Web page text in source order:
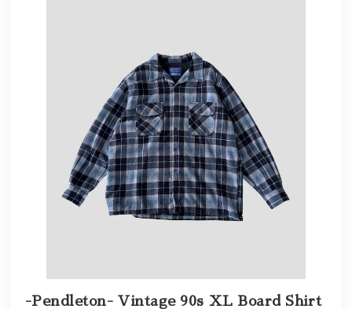
-Pendleton- Vintage 90s XL Board Shirt